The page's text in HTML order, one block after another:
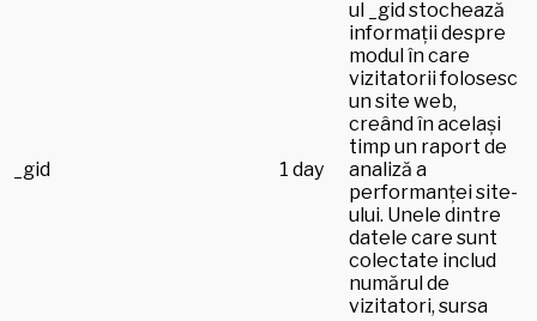
_gid 1 day
ul _gid stochează
informații despre
modul în care
vizitatorii folosesc
un site web,
creând în același
timp un raport de
analiză a
performanței site-
ului. Unele dintre
datele care sunt
colectate includ
numărul de
vizitatori, sursa